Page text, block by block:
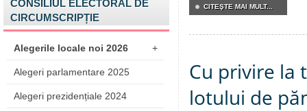
CONSILIUL ELECTORAL DE
CIRCUMSCRIPȚIE
Alegerile locale noi 2026 +
Alegeri parlamentare 2025
Alegeri prezidențiale 2024
CITEŞTE MAI MULT...
Cu privire la
lotului de